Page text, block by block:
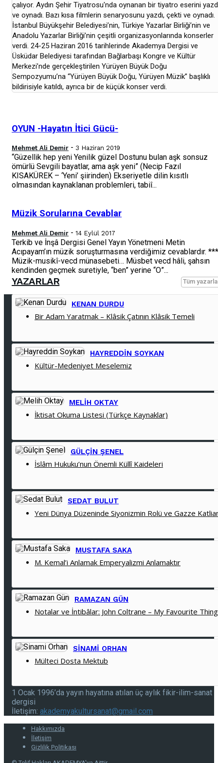
çalıyor. Aydın Şehir Tiyatrosu'nda oynanan bir tiyatro eserini
ve oynadı. Bazı kısa filmlerin senaryosunu yazdı, çekti ve oynadı.
İstanbul Büyükşehir Belediyesi’nin, Türkiye Yazarlar Birliği’nin ve
Anadolu Yazarlar Birliği’nin çeşitli organizasyonlarında konserler
verdi. 24-25 Haziran 2016 tarihlerinde Akademya Dergisi ve
Üsküdar Belediyesi tarafından Bağlarbaşı Kongre ve Kültür
Merkezi’nde gerçekleştirilen Yürüyen Büyük Doğu
Sempozyumu’na “Yürüyen Büyük Doğu, Yürüyen Müzik” başlıklı
bildirisiyle katıldı, ayrıca bir de küçük konser verdi.
OYUN -Hayatın İtici Gücü-
Mehmet Ali Demir - 3 Haziran 2019
“Güzellik hep yeni Yenilik güzel Dostunu bulan aşk sonsuz
ömürlü Sevgili bayatlar, ama aşk yeni” (Necip Fazıl
KISAKÜREK – ‘Yeni’ şiirinden) Ekseriyetle dilin kısıtlı
olmasından kaynaklanan problemleri, tabiî...
Müzik Sorularına Cevablar
Mehmet Ali Demir - 14 Eylül 2017
Terkib ve İnşâ Dergisi Genel Yayın Yönetmeni Metin
Acıpayam’ın müzik soruşturmasına verdiğimiz cevablardır. ***
Müzik-musikî-vecd münasebeti… Müsbet vecd hâli, şahsın
kendinden geçmek suretiyle, “ben” yerine “O”...
YAZARLAR Tüm
KENAN DURDU
Bir Adam Yaratmak – Klâsik Çatının Klâsik Temeli
HAYREDDIN SOYKAN
Kültür-Medeniyet Meselemiz
MELIH OKTAY
İktisat Okuma Listesi (Türkçe Kaynaklar)
GÜLÇIN ŞENEL
İslâm Hukuku’nun Önemli Küllî Kaideleri
SEDAT BULUT
Yeni Dünya Düzeninde Siyonizmin Rolü ve Gazze
MUSTAFA SAKA
M. Kemal’i Anlamak Emperyalizmi Anlamaktır
RAMAZAN GÜN
Notalar ve İntibâlar: John Coltrane – My Favourite
SINAMI ORHAN
Mülteci Dosta Mektub
1 Ocak 1996’da yayın hayatına atılan üç aylık fikir-ilim-sanat
dergisi
İletişim: akademyakultursanat@gmail.com
Hakkımızda
İletişim
Gizlilik Politikası